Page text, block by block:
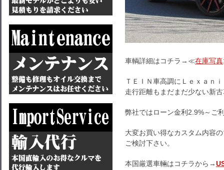
車輌詳細はコチラ→≪在庫写真
ＴＥＩＮ車高調にＬｅｘａｎ
走行距離もまだまだ少ない新
弊社ではローン金利2.9%～ご
大変お買い得なカスタム内容
ご検討下さい。
本国厳選車輛はコチラから→